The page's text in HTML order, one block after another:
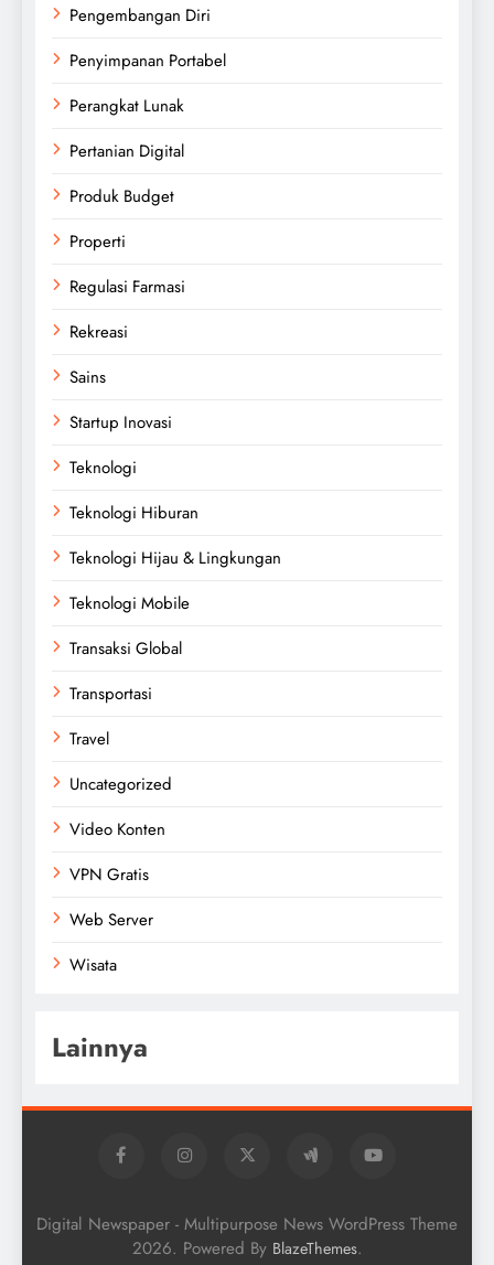
Pengembangan Diri
Penyimpanan Portabel
Perangkat Lunak
Pertanian Digital
Produk Budget
Properti
Regulasi Farmasi
Rekreasi
Sains
Startup Inovasi
Teknologi
Teknologi Hiburan
Teknologi Hijau & Lingkungan
Teknologi Mobile
Transaksi Global
Transportasi
Travel
Uncategorized
Video Konten
VPN Gratis
Web Server
Wisata
Lainnya
Digital Newspaper - Multipurpose News WordPress Theme
2026. Powered By BlazeThemes.